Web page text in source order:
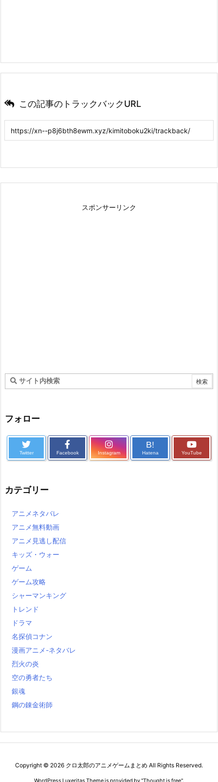
この記事のトラックバックURL
スポンサーリンク
フォロー
Twitter Facebook Instagram
B!
Hatena YouTube
カテゴリー
アニメネタバレ
アニメ無料動画
アニメ見逃し配信
キッズ・ウォー
ゲーム
ゲーム攻略
シャーマンキング
トレンド
ドラマ
名探偵コナン
漫画アニメ-ネタバレ
烈火の炎
空の勇者たち
銀魂
鋼の錬金術師
Copyright © 2026 クロ太郎のアニメゲームまとめ All Rights Reserved.